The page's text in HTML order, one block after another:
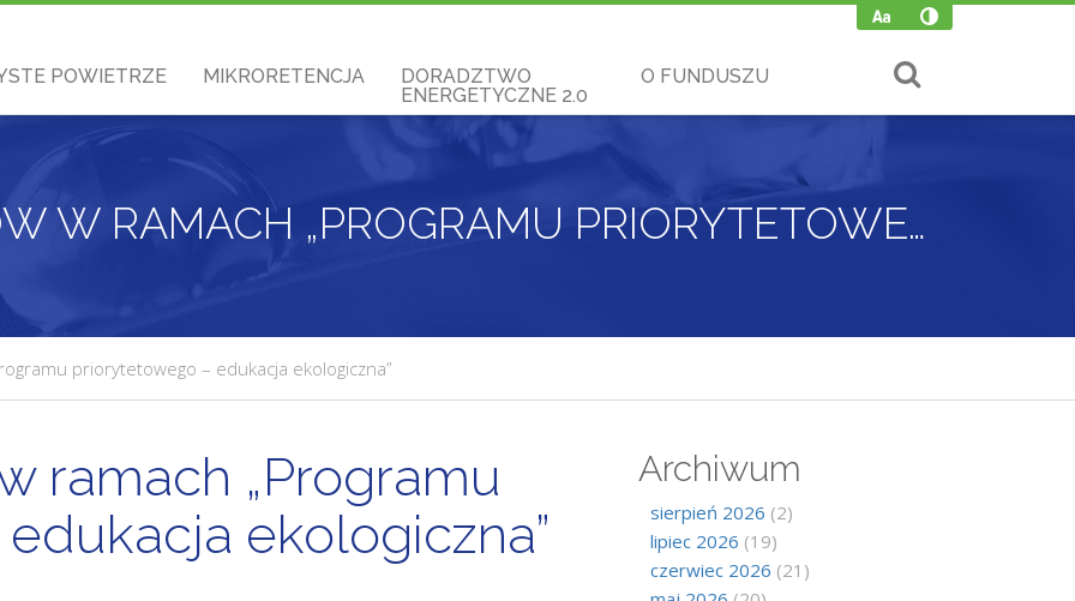
POWIETRZE MIKRORETENCJA
DORADZTWO
ENERGETYCZNE 2.0
O FUNDUSZU
NABÓR WNIOSKÓW W RAMACH „PROGRAMU PRIORYTETOWEGO – EDUKACJA EKOLOGICZNA”
priorytetowego – edukacja ekologiczna”
ramach „Programu
ekologiczna”
Archiwum
sierpień 2026 (2)
lipiec 2026 (19)
czerwiec 2026 (21)